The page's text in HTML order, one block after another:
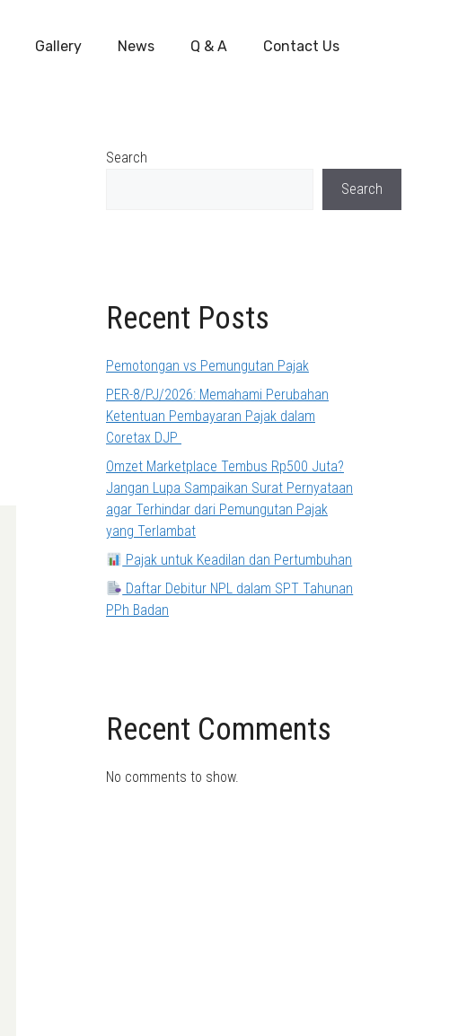
Gallery News Q & A Contact Us
Search
Search
Recent Posts
Pemotongan vs Pemungutan Pajak
PER-8/PJ/2026: Memahami Perubahan
Ketentuan Pembayaran Pajak dalam
Coretax DJP
Omzet Marketplace Tembus Rp500 Juta?
Jangan Lupa Sampaikan Surat Pernyataan
agar Terhindar dari Pemungutan Pajak
yang Terlambat
Pajak untuk Keadilan dan Pertumbuhan
Daftar Debitur NPL dalam SPT Tahunan
PPh Badan
Recent Comments
No comments to show.